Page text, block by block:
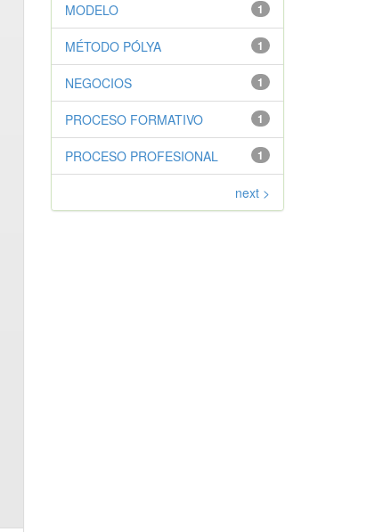
1
MODELO
1
MÉTODO PÓLYA
1
NEGOCIOS
1
PROCESO FORMATIVO
1
PROCESO PROFESIONAL
next >